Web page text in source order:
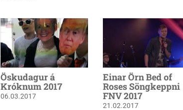
Öskudagur á
Króknum 2017
06.03.2017
Einar Örn Bed of
Roses Söngkeppni
FNV 2017
21.02.2017